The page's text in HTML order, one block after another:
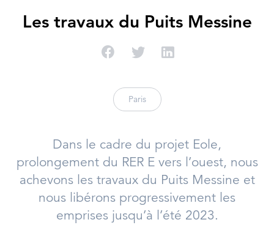
Les travaux du Puits Messine
Partager sur Facebook
Partager sur Twitter
Paris
Dans le cadre du projet Eole,
prolongement du RER E vers l’ouest, nous
achevons les travaux du Puits Messine et
nous libérons progressivement les
emprises jusqu’à l’été 2023.